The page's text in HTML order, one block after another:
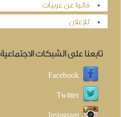
قالوا عن عربيات
للإعلان
تابعنا على الشبكات الاجتماعية
Facebook
Twitter
Instagram